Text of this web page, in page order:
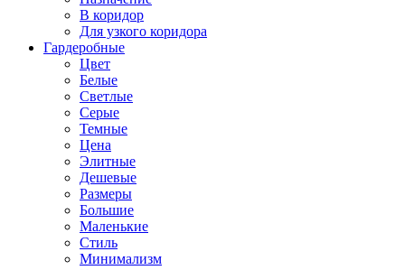
В коридор
Для узкого коридора
Гардеробные
Цвет
Белые
Светлые
Серые
Темные
Цена
Элитные
Дешевые
Размеры
Большие
Маленькие
Стиль
Минимализм